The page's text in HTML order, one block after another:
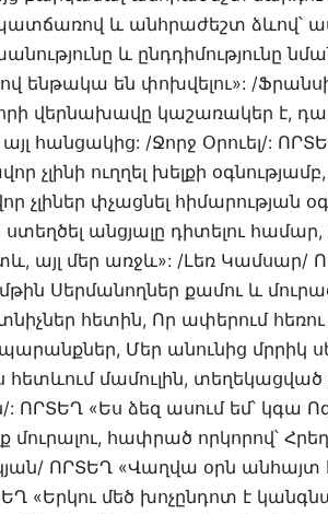
և անհրաժեշտ ձևով՝
և ընդդիմությունը
ենթակա են փոխվելու»: /
որի վերնախավը կաշառակեր է,
այլ հանցակից: /Ջորջ Օրուել/:
չլինի ուղղել խելքի
չլիներ փչացնել հիմարության
ստեղծել անցյալը դիտելու
այլ մեր առջև»: /Լեռ
Սերմանողներ քամու և
հետին, Որ ափերում
Մեր անունից մրրիկ
մամուլին, տեղեկացված
«Ես ձեզ ասում եմ՝ կգա
հափրած որկորով՝
ՈՐՏԵՂ «Վաղվա օրն անհայտ
«Երկու մեծ խոչընդոտ է